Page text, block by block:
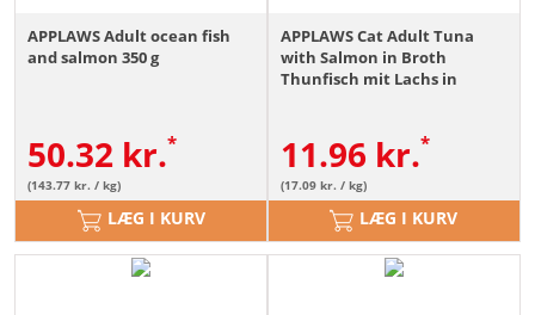
APPLAWS Adult ocean fish
and salmon 350 g
50.32 kr.
(143.77 kr. / kg)
LÆG I KURV
APPLAWS Cat Adult Tuna
with Salmon in Broth
Thunfisch mit Lachs in
11.96 kr.
(17.09 kr. / kg)
LÆG I KURV